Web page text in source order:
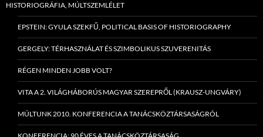
HISTORIOGRÁFIA, MÚLTSZEMLÉLET
EPSTEIN: GYULA SZEKFŰ, POLITICAL BASIS OF HISTORIOGRAPHY
GERGELY: TÉRHASZNÁLAT ÉS SZIMBOLIKUS SZUVERENITÁS
RÉGEN MINDEN JOBB VOLT?
VITA A 2. VILÁGHÁBORÚS MAGYAR SZEREPRŐL (KRAUSZ-UNGVÁRY)
MÚLTUNK 2010. KONFERENCIA A TANÁCSKÖZTÁRSASÁGRÓL